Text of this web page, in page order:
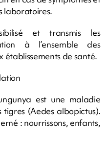
laboratoires.
et transmis les
à l’ensemble des
établissements de santé.
est une maladie
(Aedes albopictus).
: nourrissons, enfants,